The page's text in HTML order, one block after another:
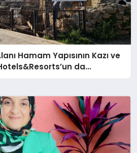
Hamam Yapısının Kazı ve
da